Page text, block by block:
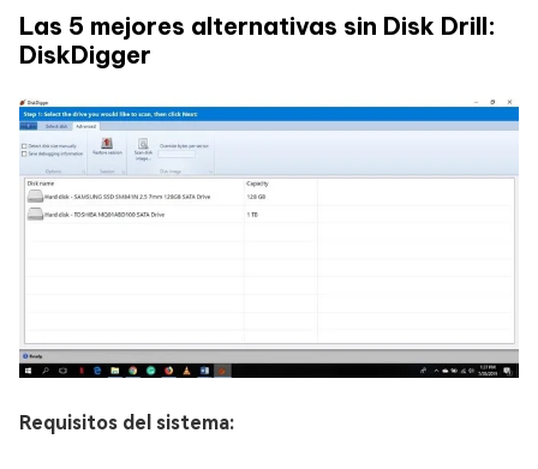
Las 5 mejores alternativas sin Disk Drill:
DiskDigger
Requisitos del sistema: